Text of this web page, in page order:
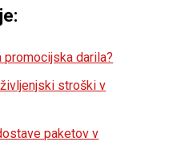
promocijska darila?
stroški v
paketov v